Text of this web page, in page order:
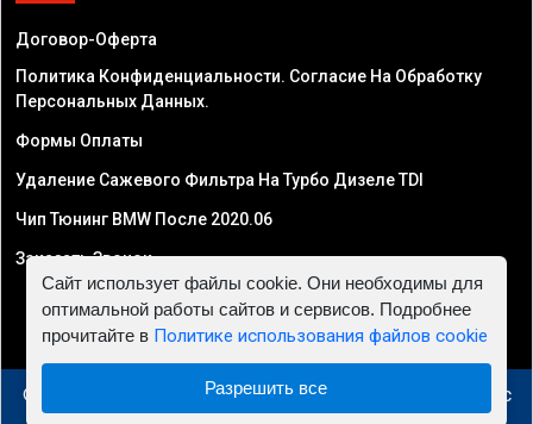
Договор-Оферта
Политика Конфиденциальности. Согласие На Обработку
Персональных Данных.
Формы Оплаты
Удаление Сажевого Фильтра На Турбо Дизеле TDI
Чип Тюнинг BMW После 2020.06
Заказать Звонок
© 2010 - 2026 Чип тюнинг в Узбекистане - Автосервис
Сайт использует файлы cookie. Они необходимы для
оптимальной работы сайтов и сервисов. Подробнее
прочитайте в Политике использования файлов cookie
Разрешить все